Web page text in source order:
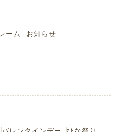
ーム お知らせ
バレンタインデー
ひな祭り